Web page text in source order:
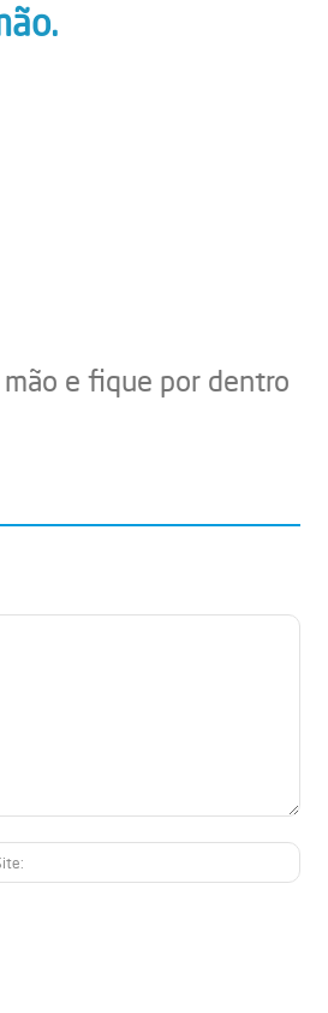
e fique por dentro
Site: